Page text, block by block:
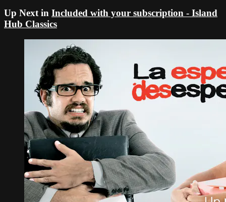
Up Next in Included with your subscription - Island
Hub Classics